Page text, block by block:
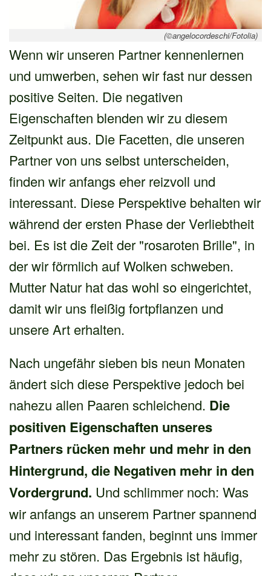
(©angelocordeschi/Fotolia)
Wenn wir unseren Partner kennenlernen
und umwerben, sehen wir fast nur dessen
positive Seiten. Die negativen
Eigenschaften blenden wir zu diesem
Zeitpunkt aus. Die Facetten, die unseren
Partner von uns selbst unterscheiden,
finden wir anfangs eher reizvoll und
interessant. Diese Perspektive behalten wir
während der ersten Phase der Verliebtheit
bei. Es ist die Zeit der "rosaroten Brille", in
der wir förmlich auf Wolken schweben.
Mutter Natur hat das wohl so eingerichtet,
damit wir uns fleißig fortpflanzen und
unsere Art erhalten.
Nach ungefähr sieben bis neun Monaten
ändert sich diese Perspektive jedoch bei
nahezu allen Paaren schleichend. Die
positiven Eigenschaften unseres
Partners rücken mehr und mehr in den
Hintergrund, die Negativen mehr in den
Vordergrund. Und schlimmer noch: Was
wir anfangs an unserem Partner spannend
und interessant fanden, beginnt uns immer
mehr zu stören. Das Ergebnis ist häufig,